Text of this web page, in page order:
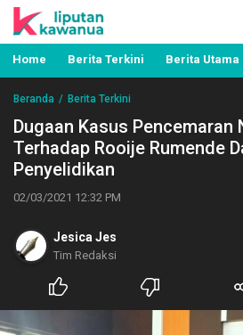
Liputan Kawanua
Berita Manado, Sulawesi
Pemerintahan, Hukum
Home Berita Terkini Berita Utama
Beranda Berita Terkini
Dugaan Kasus Pencemaran
Terhadap Rooije Rumende
Penyelidikan
02/03/2021 12:32 PM
Jesica Jes
Tim Redaksi